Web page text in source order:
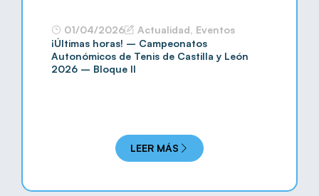
01/04/2026 Actualidad, Eventos
¡Últimas horas! – Campeonatos
Autonómicos de Tenis de Castilla y León
2026 – Bloque II
LEER MÁS